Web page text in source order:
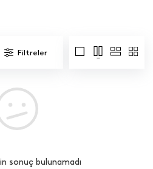
Filtreler
sonuç bulunamadı